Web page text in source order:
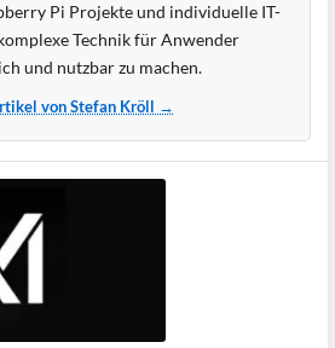
Pi Projekte und individuelle IT-
Technik für Anwender
und nutzbar zu machen.
von Stefan Kröll →